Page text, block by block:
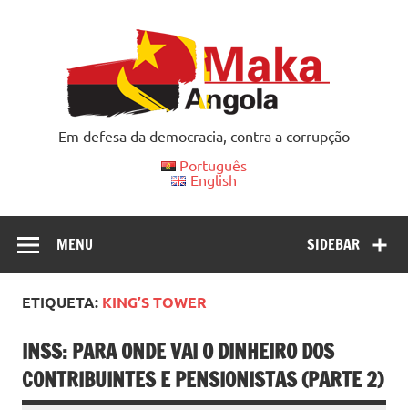
Em defesa da democracia, contra a corrupção
Português
English
SIDEBAR
MENU
ETIQUETA: KING’S TOWER
INSS: PARA ONDE VAI O DINHEIRO DOS
CONTRIBUINTES E PENSIONISTAS (PARTE 2)